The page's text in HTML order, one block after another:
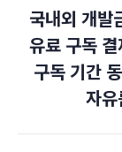
국내외 개발
유료 구독
구독 기간
자